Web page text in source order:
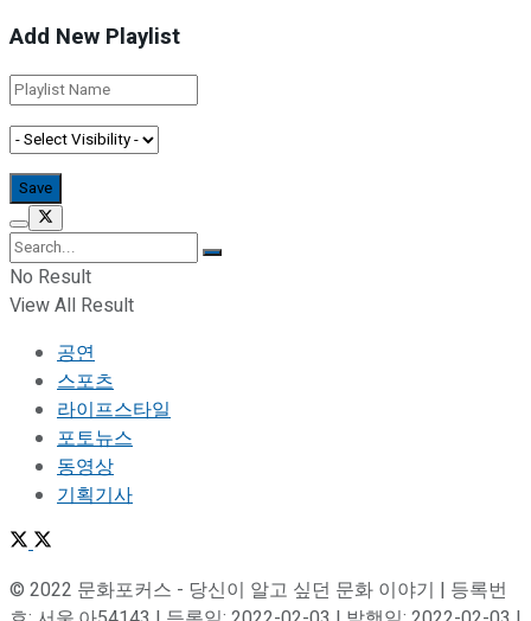
Add New Playlist
No Result
View All Result
공연
스포츠
라이프스타일
포토뉴스
동영상
기획기사
© 2022 문화포커스 - 당신이 알고 싶던 문화 이야기 | 등록번